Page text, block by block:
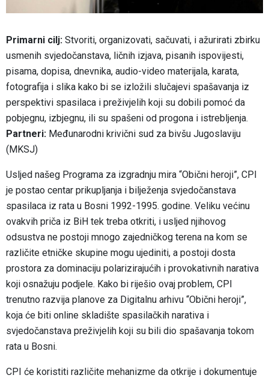
Primarni cilj: Stvoriti, organizovati, sačuvati, i ažurirati zbirku
usmenih svjedočanstava, ličnih izjava, pisanih ispovijesti,
pisama, dopisa, dnevnika, audio-video materijala, karata,
fotografija i slika kako bi se izložili slučajevi spašavanja iz
perspektivi spasilaca i preživjelih koji su dobili pomoć da
pobjegnu, izbjegnu, ili su spašeni od progona i istrebljenja.
Partneri: Međunarodni krivični sud za bivšu Jugoslaviju
(MKSJ)
Usljed našeg Programa za izgradnju mira “Obični heroji”, CPI
je postao centar prikupljanja i bilježenja svjedočanstava
spasilaca iz rata u Bosni 1992-1995. godine. Veliku većinu
ovakvih priča iz BiH tek treba otkriti, i usljed njihovog
odsustva ne postoji mnogo zajedničkog terena na kom se
različite etničke skupine mogu ujediniti, a postoji dosta
prostora za dominaciju polarizirajućih i provokativnih narativa
koji osnažuju podjele. Kako bi riješio ovaj problem, CPI
trenutno razvija planove za Digitalnu arhivu “Obični heroji”,
koja će biti online skladište spasilačkih narativa i
svjedočanstava preživjelih koji su bili dio spašavanja tokom
rata u Bosni.
CPI će koristiti različite mehanizme da otkrije i dokumentuje